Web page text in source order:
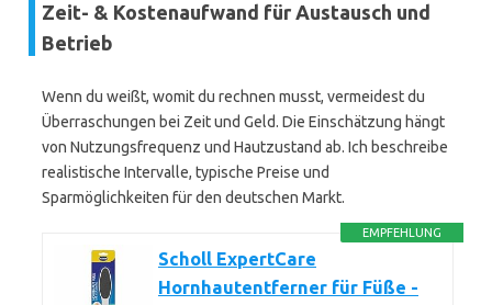
Zeit- & Kostenaufwand für Austausch und
Betrieb
Wenn du weißt, womit du rechnen musst, vermeidest du
Überraschungen bei Zeit und Geld. Die Einschätzung hängt
von Nutzungsfrequenz und Hautzustand ab. Ich beschreibe
realistische Intervalle, typische Preise und
Sparmöglichkeiten für den deutschen Markt.
EMPFEHLUNG
Scholl ExpertCare
Hornhautentferner für Füße -